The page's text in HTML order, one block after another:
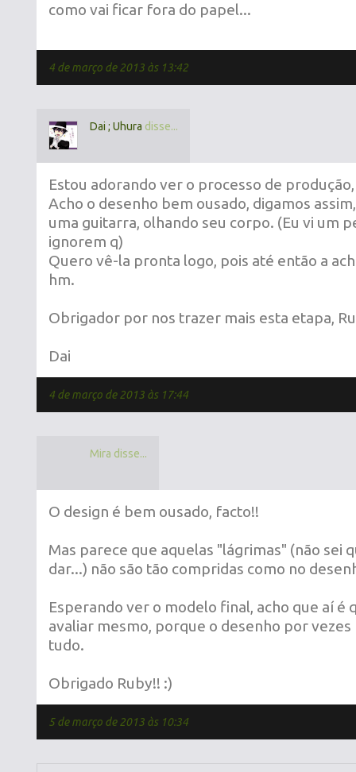
como vai ficar fora do papel...
4 de março de 2013 às 13:42
Dai ; Uhura disse...
Estou adorando ver o processo de
Acho o desenho bem ousado, digamos
uma guitarra, olhando seu corpo. (Eu vi um
ignorem q)
Quero vê-la pronta logo, pois até então a
hm.
Obrigador por nos trazer mais esta etapa,
Dai
4 de março de 2013 às 17:44
Mira disse...
O design é bem ousado, facto!!
Mas parece que aquelas "lágrimas" (não sei
dar...) não são tão compridas como no
Esperando ver o modelo final, acho que aí é
avaliar mesmo, porque o desenho por
tudo.
Obrigado Ruby!! :)
5 de março de 2013 às 10:34